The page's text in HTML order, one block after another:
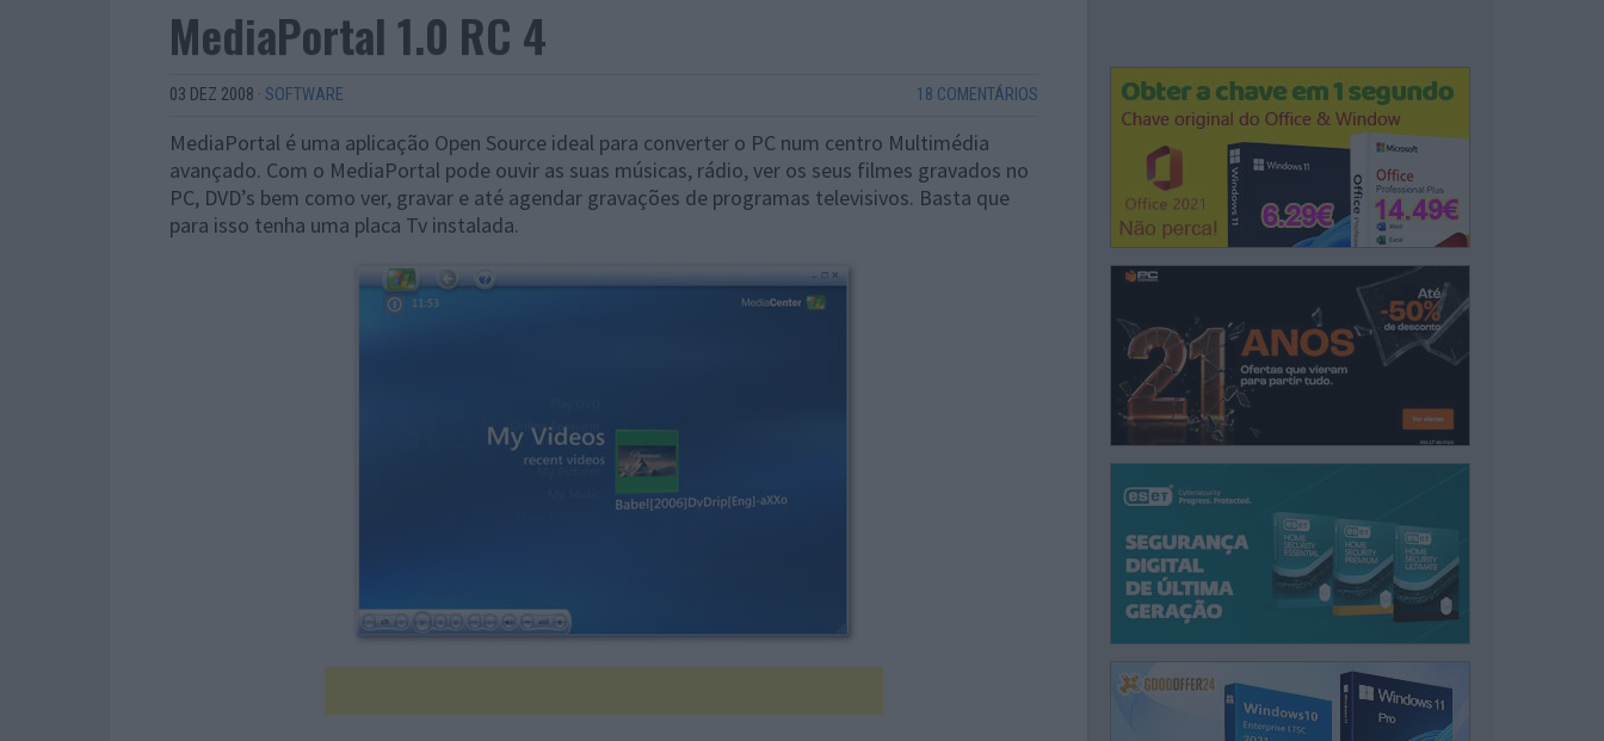
MediaPortal 1.0 RC 4
03 DEZ 2008 · SOFTWARE 18 COMENTÁRIOS
MediaPortal é uma aplicação Open Source ideal para converter o PC num centro Multimédia
avançado. Com o MediaPortal pode ouvir as suas músicas, rádio, ver os seus filmes gravados no
PC, DVD’s bem como ver, gravar e até agendar gravações de programas televisivos. Basta que
para isso tenha uma placa Tv instalada.